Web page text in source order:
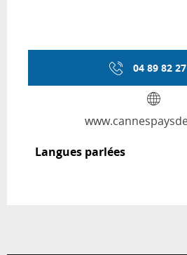
04 89 82 27
Langues parlées
Langues parlées